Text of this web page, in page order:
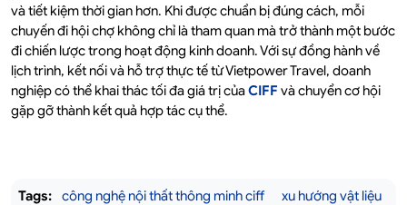
và tiết kiệm thời gian hơn. Khi được chuẩn bị đúng cách, mỗi
chuyến đi hội chợ không chỉ là tham quan mà trở thành một bước
đi chiến lược trong hoạt động kinh doanh. Với sự đồng hành về
lịch trình, kết nối và hỗ trợ thực tế từ Vietpower Travel, doanh
nghiệp có thể khai thác tối đa giá trị củaCIFF và chuyển cơ hội
gặp gỡ thành kết quả hợp tác cụ thể.
Tags: công nghệ nội thất thông minh ciff
xu hướng vật liệu